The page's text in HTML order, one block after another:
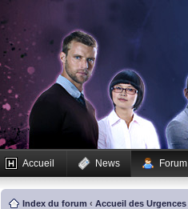
Accueil News Forum
Index du forum ‹ Accueil des Urgences